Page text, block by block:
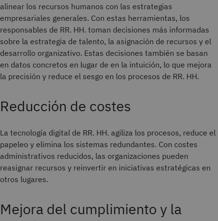
alinear los recursos humanos con las estrategias
empresariales generales. Con estas herramientas, los
responsables de RR. HH. toman decisiones más informadas
sobre la estrategia de talento, la asignación de recursos y el
desarrollo organizativo. Estas decisiones también se basan
en datos concretos en lugar de en la intuición, lo que mejora
la precisión y reduce el sesgo en los procesos de RR. HH.
Reducción de costes
La tecnología digital de RR. HH. agiliza los procesos, reduce el
papeleo y elimina los sistemas redundantes. Con costes
administrativos reducidos, las organizaciones pueden
reasignar recursos y reinvertir en iniciativas estratégicas en
otros lugares.
Mejora del cumplimiento y la